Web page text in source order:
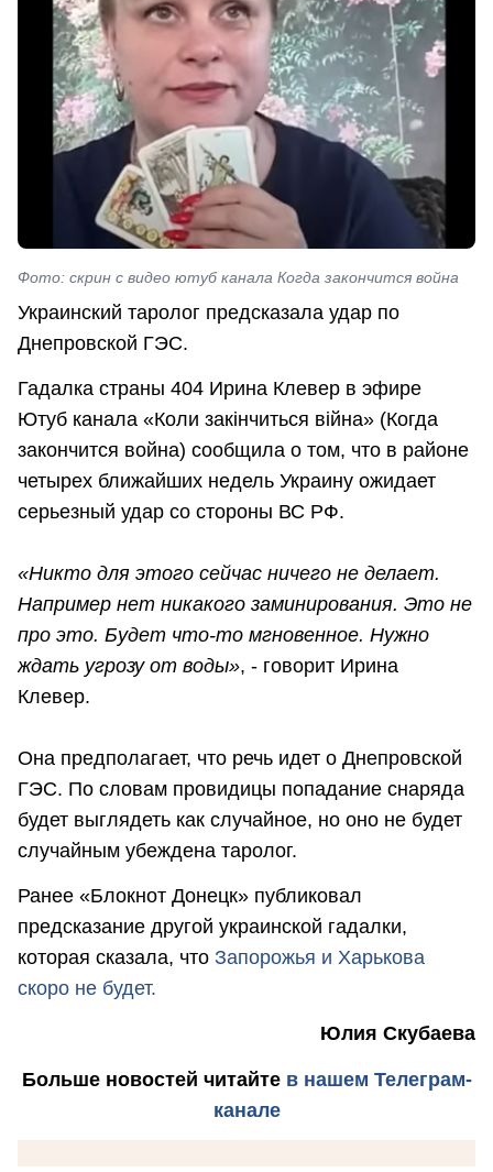
Фото: скрин с видео ютуб канала Когда закончится война
Украинский таролог предсказала удар по
Днепровской ГЭС.
Гадалка страны 404 Ирина Клевер в эфире
Ютуб канала «Коли закінчиться війна» (Когда
закончится война) сообщила о том, что в районе
четырех ближайших недель Украину ожидает
серьезный удар со стороны ВС РФ.
«Никто для этого сейчас ничего не делает.
Например нет никакого заминирования. Это не
про это. Будет что-то мгновенное. Нужно
ждать угрозу от воды», - говорит Ирина
Клевер.
Она предполагает, что речь идет о Днепровской
ГЭС. По словам провидицы попадание снаряда
будет выглядеть как случайное, но оно не будет
случайным убеждена таролог.
Ранее «Блокнот Донецк» публиковал
предсказание другой украинской гадалки,
которая сказала, что Запорожья и Харькова
скоро не будет.
Юлия Скубаева
Больше новостей читайте в нашем Телеграм-
канале